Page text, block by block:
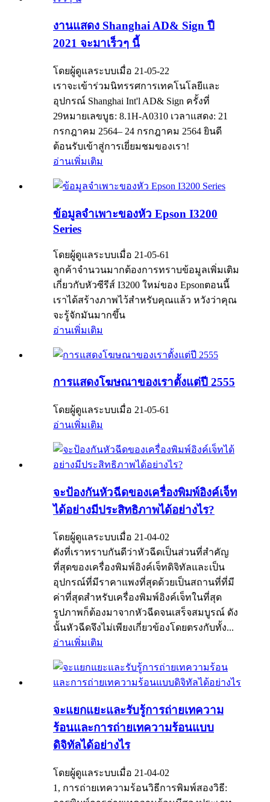
งานแสดง Shanghai AD& Sign ปี
2021 จะมาเร็วๆ นี้
โดยผู้ดูแลระบบเมื่อ 21-05-22
เราจะเข้าร่วมนิทรรศการเทคโนโลยีและ
อุปกรณ์ Shanghai Int'l AD& Sign ครั้งที่
29หมายเลขบูธ: 8.1H-A0310 เวลาแสดง: 21
กรกฎาคม 2564– 24 กรกฎาคม 2564 ยินดี
ต้อนรับเข้าสู่การเยี่ยมชมของเรา!
อ่านเพิ่มเติม
ข้อมูลจำเพาะของหัว Epson I3200
Series
โดยผู้ดูแลระบบเมื่อ 21-05-61
ลูกค้าจำนวนมากต้องการทราบข้อมูลเพิ่มเติม
เกี่ยวกับหัวซีรีส์ I3200 ใหม่ของ Epsonตอนนี้
เราได้สร้างภาพไว้สำหรับคุณแล้ว หวังว่าคุณ
จะรู้จักมันมากขึ้น
อ่านเพิ่มเติม
การแสดงโฆษณาของเราตั้งแต่ปี 2555
โดยผู้ดูแลระบบเมื่อ 21-05-61
อ่านเพิ่มเติม
จะป้องกันหัวฉีดของเครื่องพิมพ์อิงค์เจ็ท
ได้อย่างมีประสิทธิภาพได้อย่างไร?
โดยผู้ดูแลระบบเมื่อ 21-04-02
ดังที่เราทราบกันดีว่าหัวฉีดเป็นส่วนที่สำคัญ
ที่สุดของเครื่องพิมพ์อิงค์เจ็ทดิจิทัลและเป็น
อุปกรณ์ที่มีราคาแพงที่สุดด้วยเป็นสถานที่ที่มี
ค่าที่สุดสำหรับเครื่องพิมพ์อิงค์เจ็ทในที่สุด
รูปภาพก็ต้องมาจากหัวฉีดจนเสร็จสมบูรณ์ ดัง
นั้นหัวฉีดจึงไม่เพียงเกี่ยวข้องโดยตรงกับทั้ง...
อ่านเพิ่มเติม
จะแยกแยะและรับรู้การถ่ายเทความ
ร้อนและการถ่ายเทความร้อนแบบ
ดิจิทัลได้อย่างไร
โดยผู้ดูแลระบบเมื่อ 21-04-02
1, การถ่ายเทความร้อนวิธีการพิมพ์สองวิธี: